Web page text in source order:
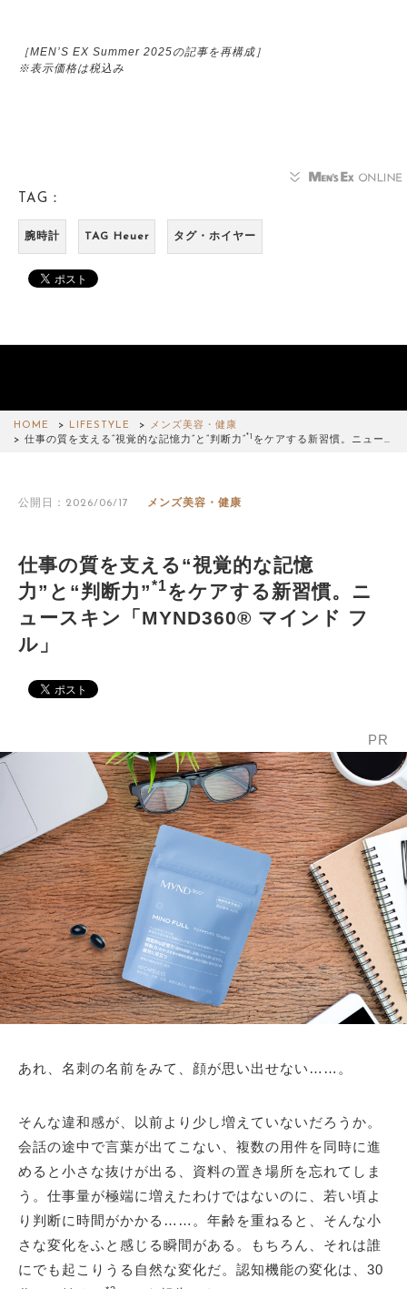
［MEN’S EX Summer 2025の記事を再構成］
※表示価格は税込み
TAG：
腕時計 TAG Heuer タグ・ホイヤー
HOME LIFESTYLE
メンズ美容・健康
仕事の質を支える“視覚的な記憶力”と“判断力”*1 をケアする新習慣。ニュー…
公開日：2026/06/17 メンズ美容・健康
仕事の質を支える“視覚的な記憶
力”と“判断力”*1をケアする新習慣。ニ
ュースキン「MYND360® マインド フ
ル」
PR
あれ、名刺の名前をみて、顔が思い出せない……。
そんな違和感が、以前より少し増えていないだろうか。
会話の途中で言葉が出てこない、複数の用件を同時に進
めると小さな抜けが出る、資料の置き場所を忘れてしま
う。仕事量が極端に増えたわけではないのに、若い頃よ
り判断に時間がかかる……。年齢を重ねると、そんな小
さな変化をふと感じる瞬間がある。もちろん、それは誰
にでも起こりうる自然な変化だ。認知機能の変化は、30